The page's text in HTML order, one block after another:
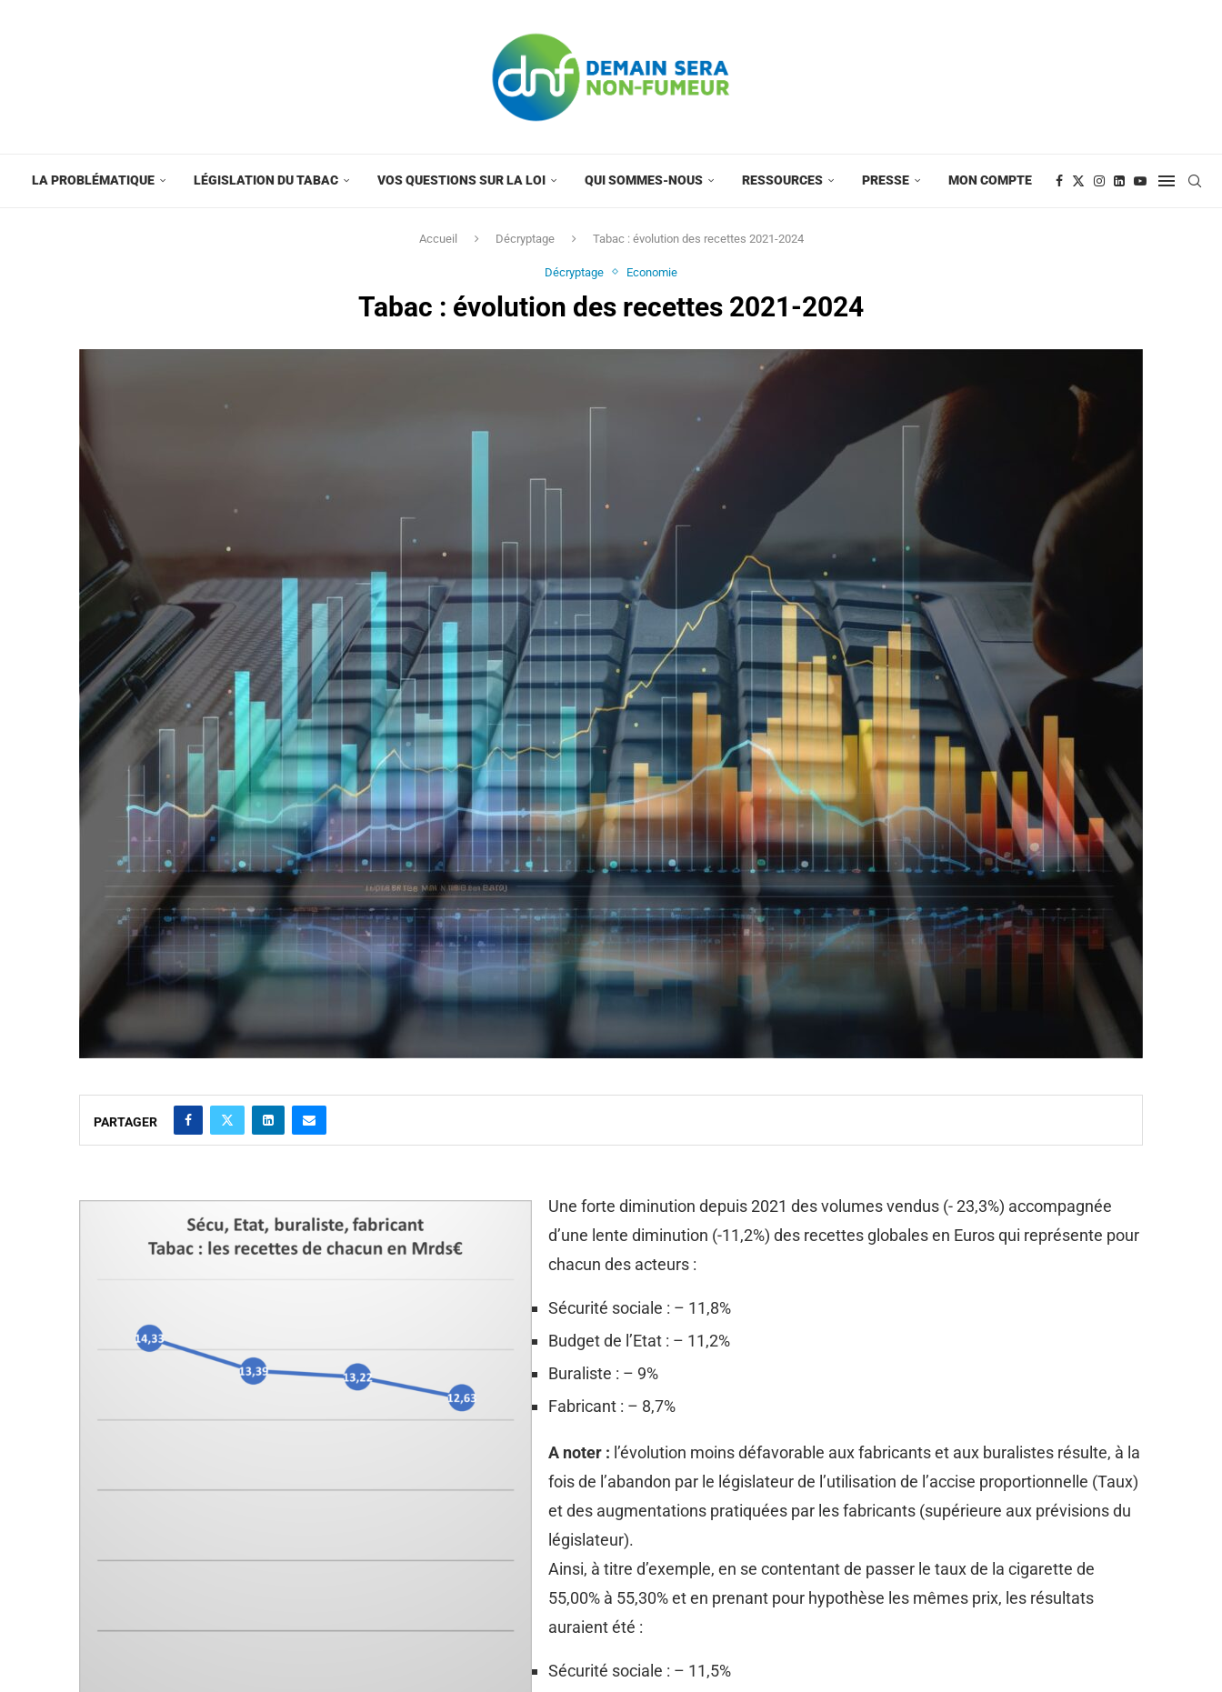
LA PROBLÉMATIQUE LÉGISLATION DU TABAC VOS QUESTIONS SUR LA LOI QUI SOMMES-NOUS RESSOURCES PRESSE MON COMPTE
Accueil Décryptage Tabac : évolution des recettes 2021-2024
Décryptage Economie
Tabac : évolution des recettes 2021-2024
PARTAGER
Une forte diminution depuis 2021 des volumes vendus (- 23,3%) accompagnée
d’une lente diminution (-11,2%) des recettes globales en Euros qui représente pour
chacun des acteurs :
Sécurité sociale : – 11,8%
Budget de l’Etat : – 11,2%
Buraliste : – 9%
Fabricant : – 8,7%
A noter : l’évolution moins défavorable aux fabricants et aux buralistes résulte, à la
fois de l’abandon par le législateur de l’utilisation de l’accise proportionnelle (Taux)
et des augmentations pratiquées par les fabricants (supérieure aux prévisions du
législateur).
Ainsi, à titre d’exemple, en se contentant de passer le taux de la cigarette de
55,00% à 55,30% et en prenant pour hypothèse les mêmes prix, les résultats
auraient été :
Sécurité sociale : – 11,5%